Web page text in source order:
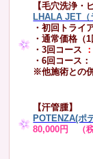
【毛穴洗浄・
LHALA JET（
・初回トライ
・通常価格（1
・3回コース
・6回コース：
※他施術との
【汗管腫】
POTENZA(ポ
80,000円 （税